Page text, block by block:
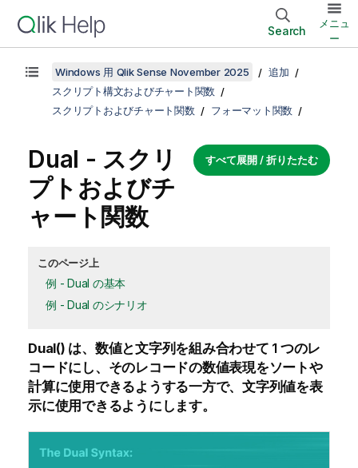
Search
メニュ
ー
Windows 用 Qlik Sense November 2025
追加
スクリプト構文およびチャート関数
スクリプトおよびチャート関数
フォーマット関数
すべて展開 / 折りたたむ
Dual - スクリ
プトおよびチ
ャート関数
このページ上
例 - Dual の基本
例 - Dual のシナリオ
Dual() は、数値と文字列を組み合わせて 1 つのレ
コードにし、そのレコードの数値表現をソートや
計算に使用できるようする一方で、文字列値を表
示に使用できるようにします。